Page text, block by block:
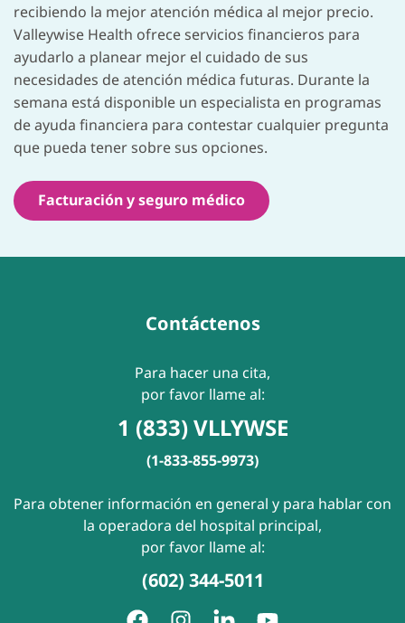
recibiendo la mejor atención médica al mejor precio.
Valleywise Health ofrece servicios financieros para
ayudarlo a planear mejor el cuidado de sus
necesidades de atención médica futuras. Durante la
semana está disponible un especialista en programas
de ayuda financiera para contestar cualquier pregunta
que pueda tener sobre sus opciones.
Facturación y seguro médico
Contáctenos
Para hacer una cita,
por favor llame al:
1 (833) VLLYWSE
(1-833-855-9973)
Para obtener información en general y para hablar con
la operadora del hospital principal,
por favor llame al:
(602) 344-5011